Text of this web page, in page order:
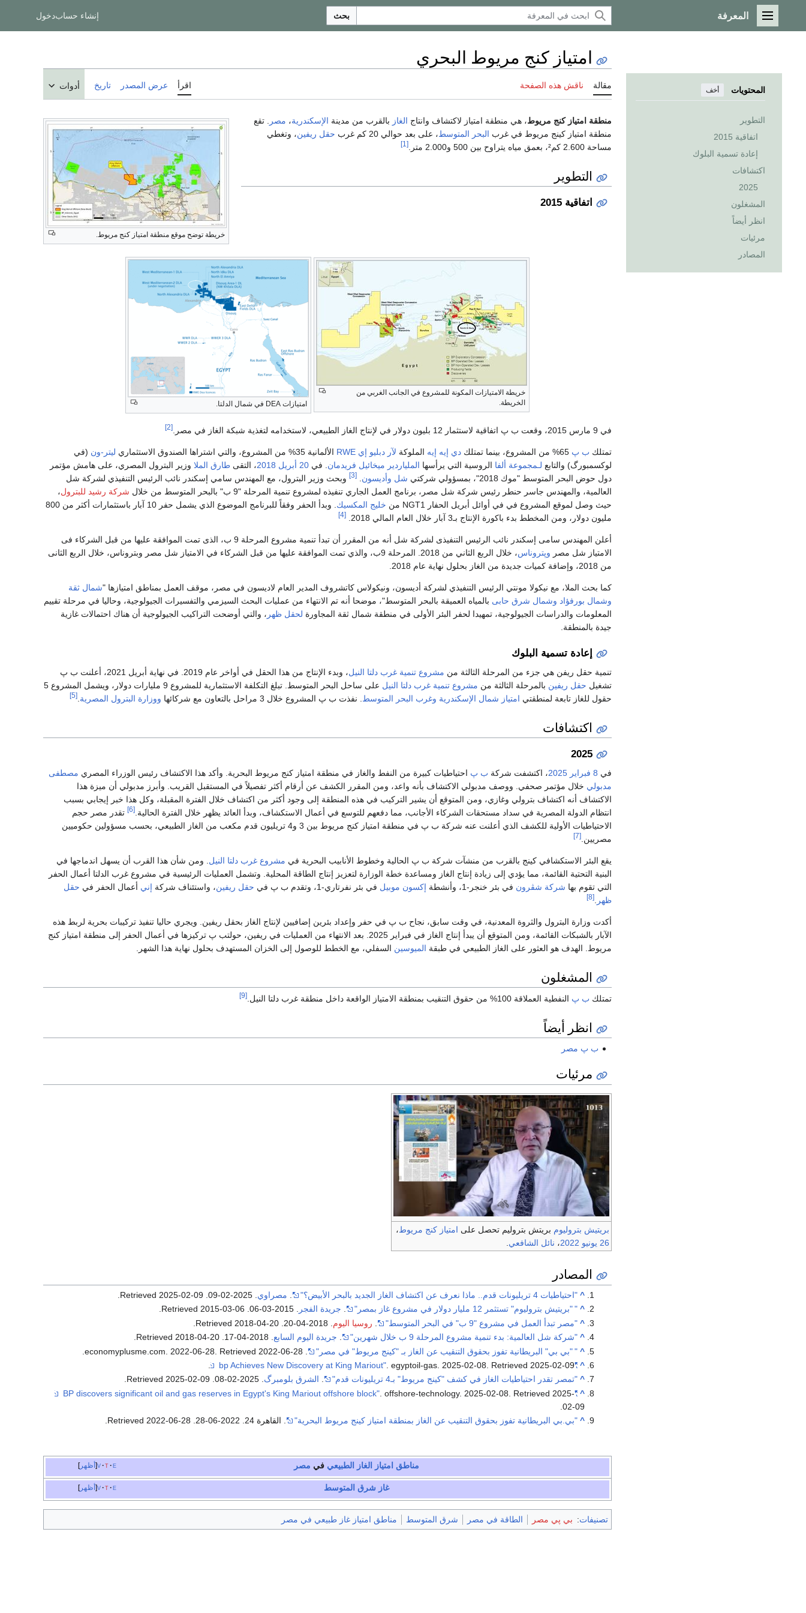
القائمة الرئيسية
المعرفة بحث إنشاء حسابدخول
المحتويات أخف
التطوير
اتفاقية 2015
إعادة تسمية البلوك
اكتشافات
2025
المشغلون
انظر أيضاً
مرئيات
المصادر
امتياز كنج مريوط البحري
مقالة ناقش هذه الصفحة اقرأ عرض المصدر تاريخ أدوات
خريطة توضح موقع منطقة امتياز كنج مريوط.
منطقة امتياز كنج مريوط، هي منطقة امتياز لاكتشاف وانتاج الغاز بالقرب من مدينة الإسكندرية، مصر
. تقع
منطقة امتياز كينج مريوط في غرب البحر المتوسط، على بعد حوالي 20 كم غرب حقل ريفين، وتغطي
مساحة 2.600 كم²، بعمق مياه يتراوح بين 500 و2.000 متر.
[1]
التطوير
اتفاقية 2015
خريطة الامتيازات المكونة للمشروع في الجانب الغربي من
الخريطة.
امتيازات DEA في شمال الدلتا.
في 9 مارس 2015، وقعت ب پ اتفاقية لاستثمار 12 بليون دولار في لإنتاج الغاز الطبيعي، لاستخدامه لتغذية شبكة الغاز في مصر. [2]
تمتلك ب پ دي إيه إيه الملوكة لآر دبليو إي RWE الألمانية 35% من المشروع، والتي اشتراها الصندوق الاستثماري ليتر-ون (في
لوكسمبورگ) والتابع لـمجموعة ألفا الروسية التي يرأسها الملياردير ميخائيل فريدمان. في 20 أبريل 2018، التقى طارق الملا وزير البترول المصري، على هامش مؤتمر
دول حوض البحر المتوسط "موك 2018"، بمسؤولي شركتي
شل وأديسون.
[3]
وبحث وزير البترول، مع المهندس سامي إسكندر نائب الرئيس التنفيذي لشركة شل
العالمية، والمهندس جاسر حنطر رئيس شركة شل مصر، برنامج العمل الجاري تنفيذه لمشروع تنمية المرحلة "9 ب" بالبحر المتوسط من خلال
شركة رشيد للبترول،
حيث وصل لموقع المشروع في في أوائل أبريل الحفار NGT1 من
خليج المكسيك
. وبدأ الحفر وفقاً للبرنامج الموضوع الذي يشمل حفر 10 آبار باستثمارات أكثر من 800
مليون دولار، ومن المخطط بدء باكورة الإنتاج بـ3 آبار خلال العام المالي 2018.
[4]
أعلن المهندس سامى إسكندر نائب الرئيس التنفيذى لشركة شل أنه من المقرر أن تبدأ تنمية مشروع المرحلة 9 ب، الذى تمت الموافقة عليها من قبل الشركاء فى
الامتياز شل مصر وپتروناس
، خلال الربع الثاني من 2018. المرحلة 9ب، والذي تمت الموافقة عليها من قبل الشركاء في الامتياز شل مصر وبتروناس، خلال الربع الثانى
من 2018، وإضافة كميات جديدة من الغاز بحلول نهاية عام 2018.
كما بحث الملا، مع نيكولا مونتي الرئيس التنفيذي لشركة أديسون، ونيكولاس كاتشروف المدير العام لاديسون في مصر، موقف العمل بمناطق امتيازها "شمال ثقة
وشمال بورفؤاد وشمال شرق حابى بالمياه العميقة بالبحر المتوسط"، موضحا أنه تم الانتهاء من عمليات البحث السيزمي والتفسيرات الجيولوجية، وحاليا في مرحلة تقييم
المعلومات والدراسات الجيولوجية، تمهيدا لحفر البئر الأولى في منطقة شمال ثقة المجاورة لحقل ظهر ، والتي أوضحت التراكيب الجيولوجية أن هناك احتمالات غازية
جيدة بالمنطقة.
إعادة تسمية البلوك
تنمية حقل ريفن هي جزء من المرحلة الثالثة من مشروع تنمية غرب دلتا النيل
، وبدء الإنتاج من هذا الحقل في أواخر عام 2019. في نهاية أبريل 2021، أعلنت ب پ
تشغيل حقل ريفين بالمرحلة الثالثة من مشروع تنمية غرب دلتا النيل
على ساحل البحر المتوسط. تبلغ التكلفة الاستثمارية للمشروع 9 مليارات دولار، ويشمل المشروع 5
حقول للغاز تابعة لمنطقتي امتياز شمال الإسكندرية وغرب البحر المتوسط . نفذت ب پ المشروع خلال 3 مراحل بالتعاون مع شركائها ووزارة البترول المصرية [5]
اكتشافات
2025
في 8 فبراير 2025، اكتشفت شركة ب پ احتياطيات كبيرة من النفط والغاز في منطقة امتياز كنج مريوط البحرية. وأكد هذا الاكتشاف رئيس الوزراء المصري مصطفى
مدبولي خلال مؤتمر صحفي. ووصف مدبولي الاكتشاف بأنه واعد، ومن المقرر الكشف عن أرقام أكثر تفصيلاً في المستقبل القريب. وأبرز مدبولي أن ميزة هذا
الاكتشاف أنه اكتشاف بترولي وغازي، ومن المتوقع أن يشير التركيب في هذه المنطقة إلى وجود أكثر من اكتشاف خلال الفترة المقبلة، وكل هذا خبر إيجابي بسبب
انتظام الدولة المصرية في سداد مستحقات الشركاء الأجانب، مما دفعهم للتوسع في أعمال الاستكشاف، وبدأ العائد يظهر خلال الفترة الحالية. [6]
تقدر مصر حجم
الاحتياطيات الأولية للكشف الذي أعلنت عنه شركة ب پ في منطقة امتياز كنج مريوط بين 3 و4 تريليون قدم مكعب من الغاز الطبيعي، بحسب مسؤولين حكوميين
مصريين. [7]
يقع البئر الاستكشافي كينج بالقرب من منشآت شركة ب پ الحالية وخطوط الأنابيب البحرية في مشروع غرب دلتا النيل . ومن شأن هذا القرب أن يسهل اندماجها في
البنية التحتية القائمة، مما يؤدي إلى زيادة إنتاج الغاز ومساعدة خطة الوزارة لتعزيز إنتاج الطاقة المحلية. وتشمل العمليات الرئيسية في مشروع غرب الدلتا أعمال الحفر
التي تقوم بها شركة شڤرون في بئر خنجر-1، وأنشطة إكسون موبيل في بئر نفرتاري-1، وتقدم ب پ في حقل ريفين، واستئناف شركة إني أعمال الحفر في حقل
ظهر
[8]
أكدت وزارة البترول والثروة المعدنية، في وقت سابق، نجاح ب پ في حفر وإعداد بئرين إضافيين لإنتاج الغاز بحقل ريفين. ويجري حاليا تنفيذ تركيبات بحرية لربط هذه
الآبار بالشبكات القائمة، ومن المتوقع أن يبدأ إنتاج الغاز في فبراير 2025. بعد الانتهاء من العمليات في ريفين، حولتب پ تركيزها في أعمال الحفر إلى منطقة امتياز كنج
مريوط. الهدف هو العثور على الغاز الطبيعي في طبقة الميوسين السفلي، مع الخطط للوصول إلى الخزان المستهدف بحلول نهاية هذا الشهر.
المشغلون
تمتلك ب پ النفطية العملاقة 100% من حقوق التنقيب بمنطقة الامتياز الواقعة داخل منطقة غرب دلتا النيل. [9]
انظر أيضاً
ب پ مصر
مرئيات
بريتيش بتروليوم بريتش بتروليم تحصل على امتياز كنج مريوط،
26 يونيو
2022، نائل الشافعي
المصادر
^ "احتياطيات 4 تريليونات قدم.. ماذا نعرف عن اكتشاف الغاز الجديد بالبحر الأبيض؟" مصراوي . Retrieved
2025-02-09
^
" "بريتيش بتروليوم" تستثمر 12 مليار دولار في مشروع غاز بمصر" . جريدة الفجر . 2015-03-06
. Retrieved
2015-03-06
.
^ "مصر تبدأ العمل في مشروع "9 ب" في البحر المتوسط" روسيا اليوم 2018-04-20
^ "شركة شل العالمية: بدء تنمية مشروع المرحلة 9 ب خلال شهرين" جريدة اليوم السابع 2018-04-20
^
" "بي بي" البريطانية تفوز بحقوق التنقيب عن الغاز بـ "كينج مريوط" في مصر" . Retrieved 2022-06-28
.
^
"bp Achieves New Discovery at King Mariout"
. egyptoil-gas. 2025-02-08 . Retrieved 2025-02-09
.
^ "تمصر تقدر احتياطيات الغاز في كشف "كينج مريوط" بـ4 تريليونات قدم" . الشرق بلومبرگ. 2025-02-08
. Retrieved
2025-02-09
.
^
"BP discovers significant oil and gas reserves in Egypt's King Mariout offshore block"
. offshore-technology. 2025-02-08 . Retrieved 2025-
02-09
.
^ "بي.بي البريطانية تفوز بحقوق التنقيب عن الغاز بمنطقة امتياز كينج مريوط البحرية" . القاهرة 24. 2022-06-28 2022-06-28
أظهر v t e مناطق امتياز الغاز الطبيعي في مصر
أظهر v t e غاز شرق المتوسط
تصنيفات: بي پي مصر الطاقة في مصر شرق المتوسط مناطق امتياز غاز طبيعي في مصر